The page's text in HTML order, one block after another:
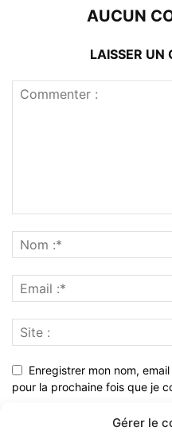
Gérer le
AUCUN
LAISSER UN
Enregistrer mon nom,
pour la prochaine fois que je